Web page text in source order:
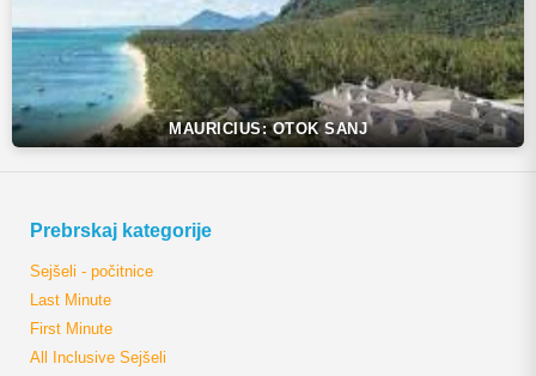
MAURICIUS: OTOK SANJ
Prebrskaj kategorije
Sejšeli - počitnice
Last Minute
First Minute
All Inclusive Sejšeli